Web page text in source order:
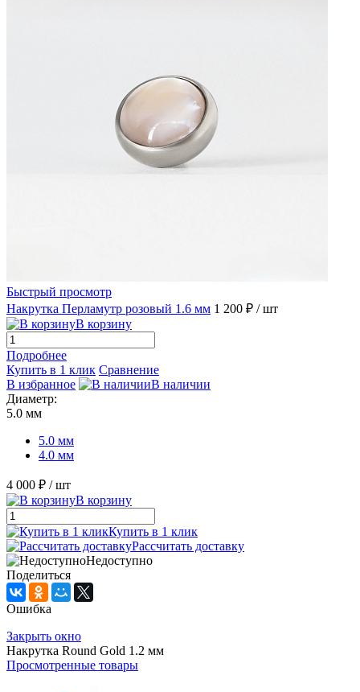
Быстрый просмотр
Накрутка Перламутр розовый 1.6 мм 1 200 ₽ / шт
В корзину
Подробнее
Купить в 1 клик Сравнение
В избранное
В наличии
Диаметр:
5.0 мм
5.0 мм
4.0 мм
4 000 ₽ / шт
В корзину
Купить в 1 клик
Рассчитать доставку
Недоступно
Поделиться
Ошибка
Закрыть окно
Накрутка Round Gold 1.2 мм
Просмотренные товары